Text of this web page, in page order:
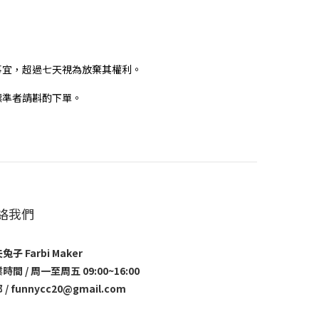
，超過七天視為放棄其權利。
者請斟酌下單。
我們
兔子 Farbi Maker
時間 / 周一至周五 09:00~16:00
/ funnycc20@gmail.com